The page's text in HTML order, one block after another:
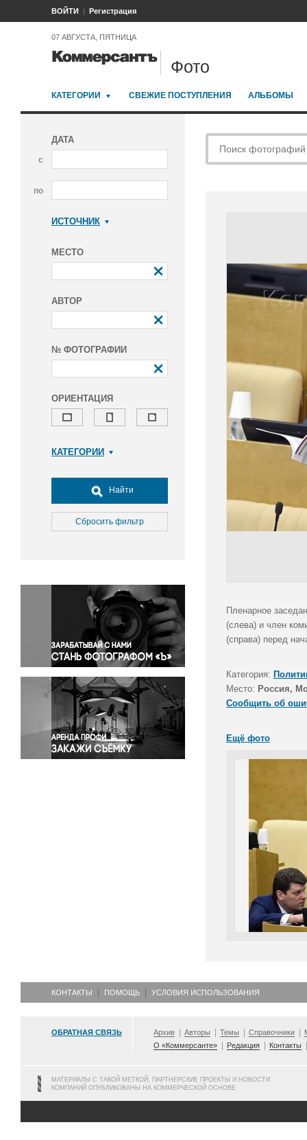
ВОЙТИ Регистрация
07 АВГУСТА, ПЯТНИЦА
Фото
КАТЕГОРИИ СВЕЖИЕ ПОСТУПЛЕНИЯ АЛЬБОМЫ
ДАТА
с
по
ИСТОЧНИК
МЕСТО
АВТОР
№ ФОТОГРАФИИ
ОРИЕНТАЦИЯ
КАТЕГОРИИ
Досуг, туризм и отдых
Культура
Медицина
Окружающая среда
Политика
Правосудие
Происшествия и конфликты
Религия
Светская жизнь
Спорт
Экология
Экономика и бизнес
Найти
Сбросить фильтр
Пленарное
(слева) и член
(справа) перед
Категория:
Место: Россия,
Сообщить об
Ещё фото
КОНТАКТЫ ПОМОЩЬ УСЛОВИЯ ИСПОЛЬЗОВАНИЯ
ОБРАТНАЯ СВЯЗЬ Архив Авторы Темы Справочники
О «Коммерсанте»
Редакция Контакты
МАТЕРИАЛЫ С ТАКОЙ МЕТКОЙ, ПАРТНЕРСКИЕ ПРОЕКТЫ И НОВОСТИ
КОМПАНИЙ ОПУБЛИКОВАНЫ НА КОММЕРЧЕСКОЙ ОСНОВЕ